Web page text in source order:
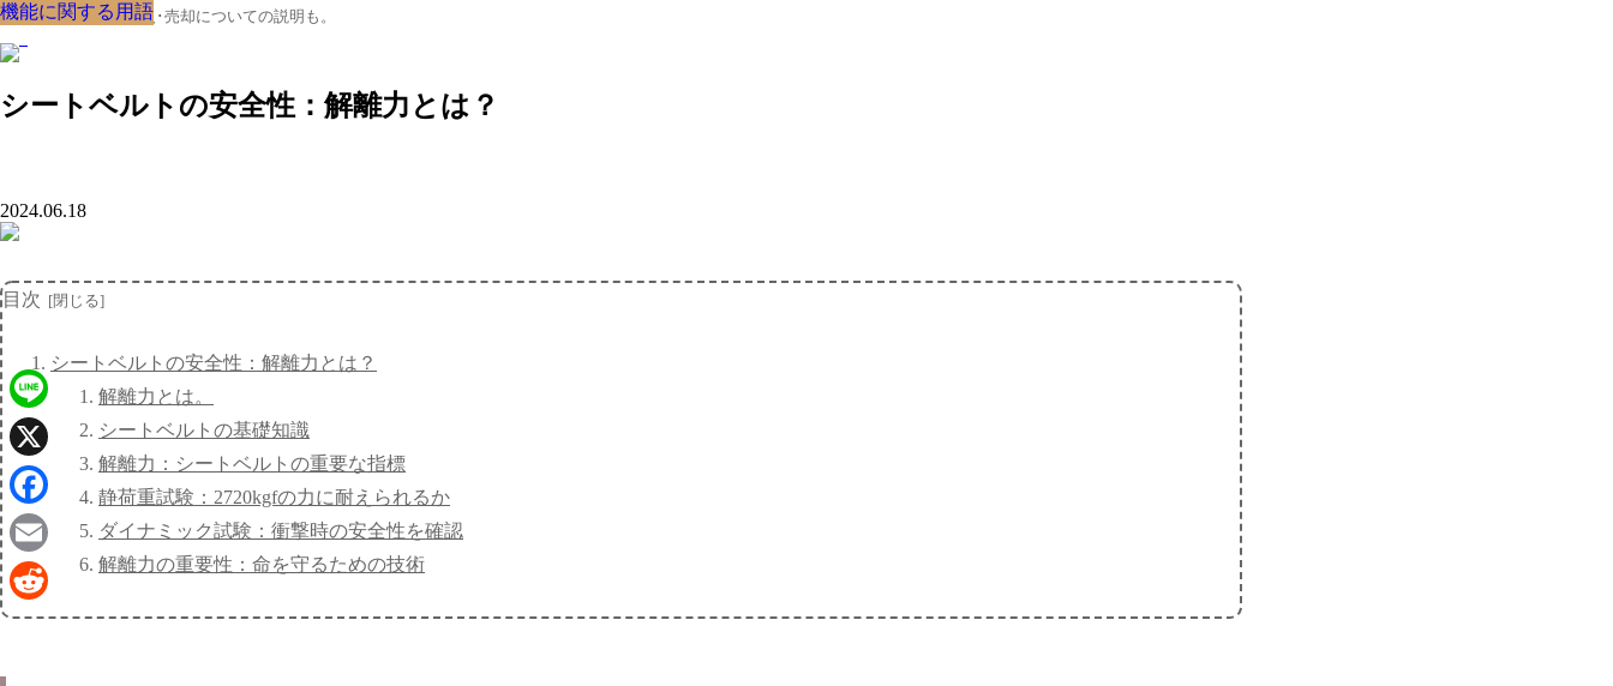
クルマの大辞典、購入･売却についての説明も。
シートベルトの安全性：解離力とは？
機能に関する用語
2024.06.18
目次
シートベルトの安全性：解離力とは？
解離力とは。
シートベルトの基礎知識
解離力：シートベルトの重要な指標
静荷重試験：2720kgfの力に耐えられるか
ダイナミック試験：衝撃時の安全性を確認
解離力の重要性：命を守るための技術
機能に関する用語
機能に関する用語
機能に関する用語
機能に関する用語
機能に関する用語
機能に関する用語
機能に関する用語
機能に関する用語
Line
X
Facebook
Email
Reddit